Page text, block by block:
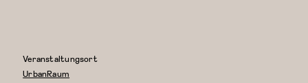
Veranstaltungsort
UrbanRaum